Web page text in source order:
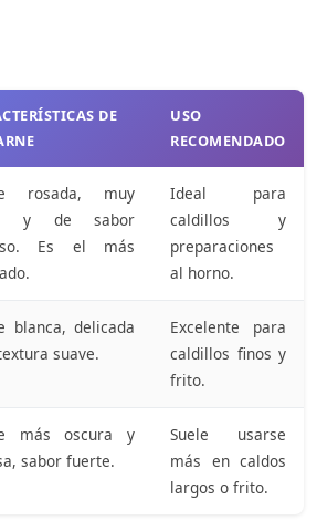
DE
USO
RECOMENDADO
rosada, muy
y de sabor
Es el más
Ideal para
caldillos y
preparaciones
al horno.
blanca, delicada
suave.
Excelente para
caldillos finos y
frito.
más oscura y
sabor fuerte.
Suele usarse
más en caldos
largos o frito.